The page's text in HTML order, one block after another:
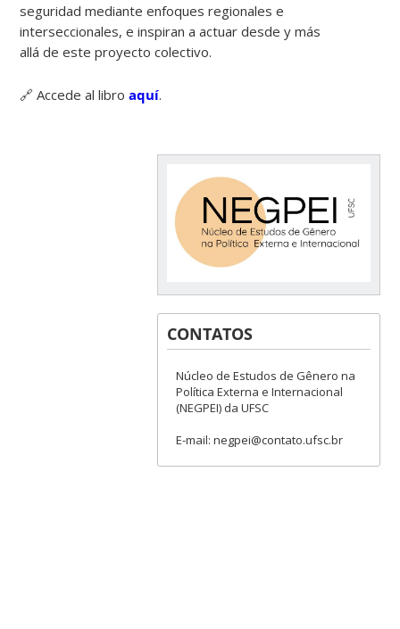
seguridad mediante enfoques regionales e
interseccionales, e inspiran a actuar desde y más
allá de este proyecto colectivo.
🔗 Accede al libroaquí.
CONTATOS
Núcleo de Estudos de Gênero na
Política Externa e Internacional
(NEGPEI) da UFSC
E-mail: negpei@contato.ufsc.br